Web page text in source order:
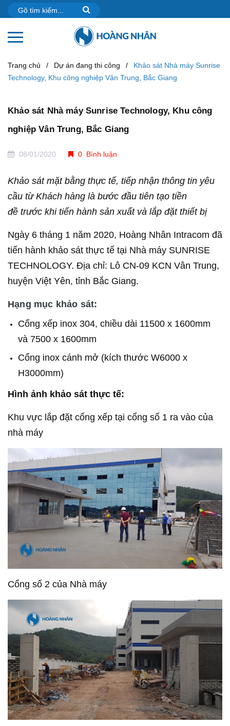
Trang chủ / Dự án đang thi công /
Khảo sát Nhà máy Sunrise
Technology, Khu công nghiệp Vân Trung, Bắc Giang
Khảo sát Nhà máy Sunrise Technology, Khu công
nghiệp Vân Trung, Bắc Giang
08/01/2020 0 Bình luận
Khảo sát mặt bằng thực tế, tiếp nhận thông tin yêu
cầu từ Khách hàng là bước đầu tiên tạo tiền
đề trước khi tiến hành sản xuất và lắp đặt thiết bị
Ngày 6 tháng 1 năm 2020, Hoàng Nhân Intracom đã
tiến hành khảo sát thực tế tại Nhà máy SUNRISE
TECHNOLOGY. Địa chỉ: Lô CN-09 KCN Vân Trung,
huyện Việt Yên, tỉnh Bắc Giang.
Hạng mục khảo sát:
Cổng xếp inox 304, chiều dài 11500 x 1600mm
và 7500 x 1600mm
Cổng inox cánh mở (kích thước W6000 x
H3000mm)
Hình ảnh khảo sát thực tế:
Khu vực lắp đặt cổng xếp tại cổng số 1 ra vào của
nhà máy
Cổng số 2 của Nhà máy